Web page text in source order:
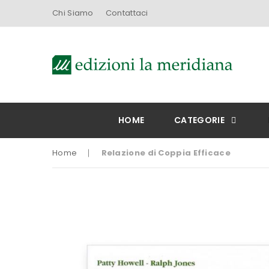
Chi Siamo Contattaci
HOME CATEGORIE
Home Relazione di Coppia Efficace